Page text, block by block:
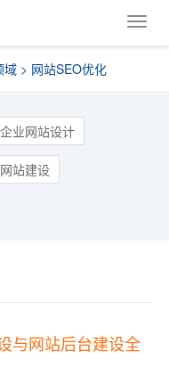
导
域 > 网站SEO优化
企业网站设计
站建设
与网站后台建设全